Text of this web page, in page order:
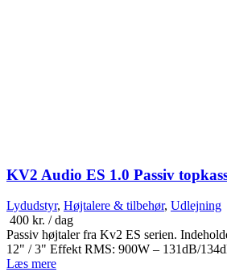
KV2 Audio ES 1.0 Passiv
Lydudstyr, Højtalere & tilbehør, Udlejning
400 kr. / dag
Passiv højtaler fra Kv2 ES serien.
12" / 3" Effekt RMS: 900W – 131dB/
Læs mere